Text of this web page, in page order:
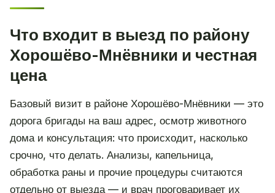
Что входит в выезд по району
Хорошёво-Мнёвники и честная
цена
Базовый визит в районе Хорошёво-Мнёвники — это
дорога бригады на ваш адрес, осмотр животного
дома и консультация: что происходит, насколько
срочно, что делать. Анализы, капельница,
обработка раны и прочие процедуры считаются
отдельно от выезда — и врач проговаривает их